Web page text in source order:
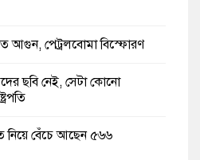
আগুন, পেট্রলবোমা বিস্ফোরণ
ছবি নেই, সেটা কোনো
নিয়ে বেঁচে আছেন ৫৬৬